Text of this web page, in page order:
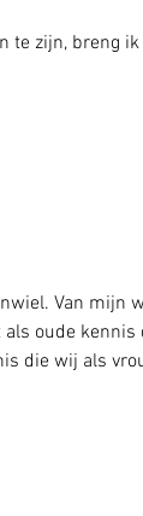
te zijn, breng
Van mijn
oude
die wij als